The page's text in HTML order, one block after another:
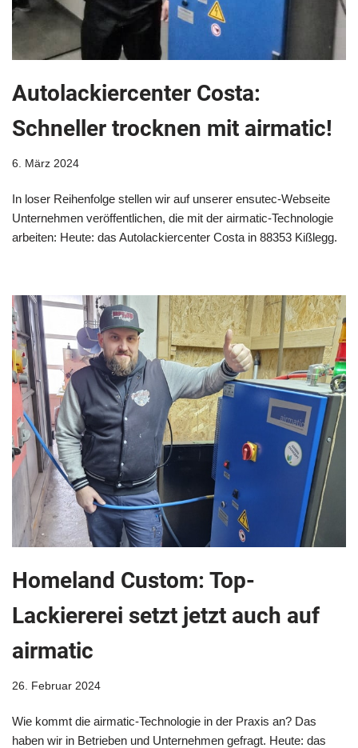
Autolackiercenter Costa:
Schneller trocknen mit airmatic!
6. März 2024
In loser Reihenfolge stellen wir auf unserer ensutec-Webseite
Unternehmen veröffentlichen, die mit der airmatic-Technologie
arbeiten: Heute: das Autolackiercenter Costa in 88353 Kißlegg.
Homeland Custom: Top-
Lackiererei setzt jetzt auch auf
airmatic
26. Februar 2024
Wie kommt die airmatic-Technologie in der Praxis an? Das
haben wir in Betrieben und Unternehmen gefragt. Heute: das